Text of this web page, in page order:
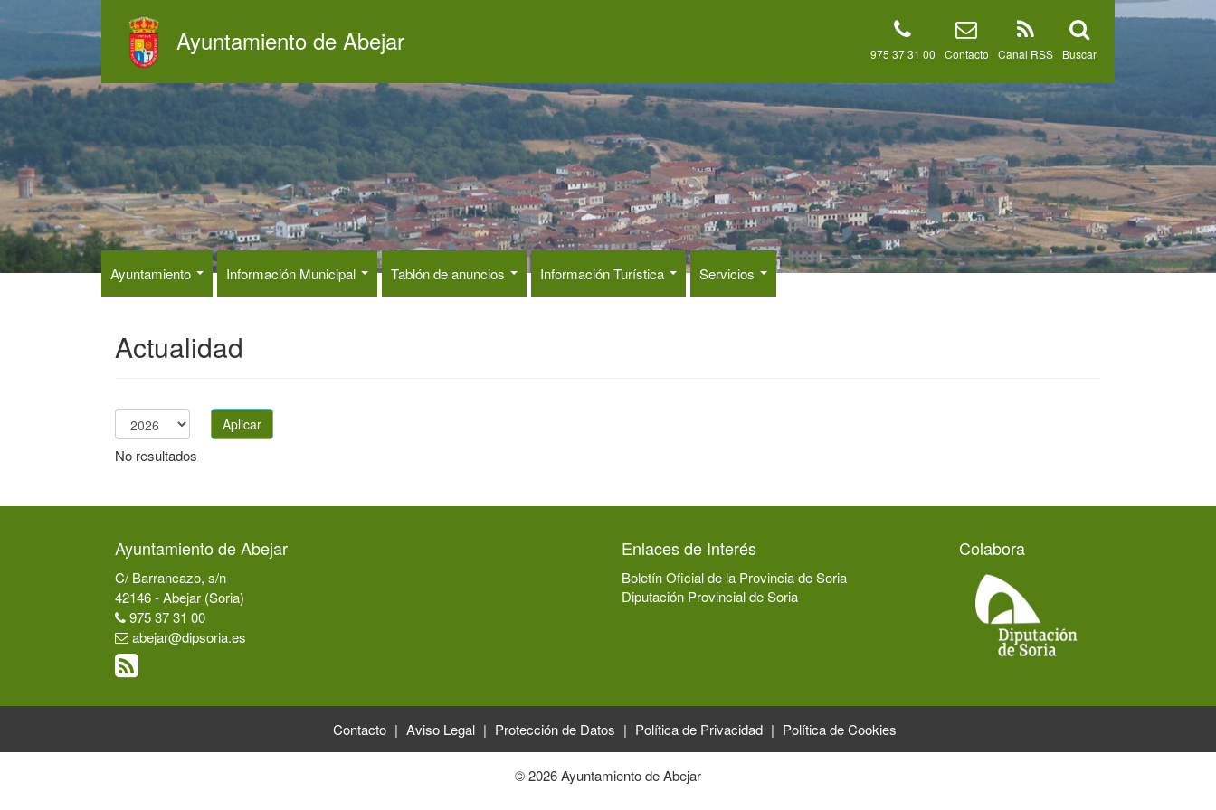
al
principal
Ayuntamiento de Abejar Buscar
Canal RSS
Contacto
975 37 31 00
Ayuntamiento Información Municipal Tablón de anuncios Información Turística Servicios
Actualidad
Año
Aplicar
No resultados
Ayuntamiento de Abejar
C/ Barrancazo, s/n
42146 - Abejar (Soria)
975 37 31 00
abejar@dipsoria.es
Enlaces de Interés
Boletín Oficial de la Provincia de Soria
Diputación Provincial de Soria
Colabora
Contacto Aviso Legal Protección de Datos Política de Privacidad Política de Cookies
© 2026 Ayuntamiento de Abejar